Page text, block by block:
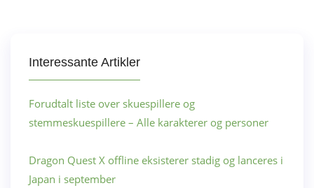
Interessante Artikler
Forudtalt liste over skuespillere og
stemmeskuespillere – Alle karakterer og personer
Dragon Quest X offline eksisterer stadig og lanceres i
Japan i september